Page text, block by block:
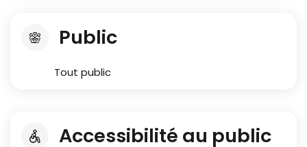
Public
Tout public
Accessibilité au public